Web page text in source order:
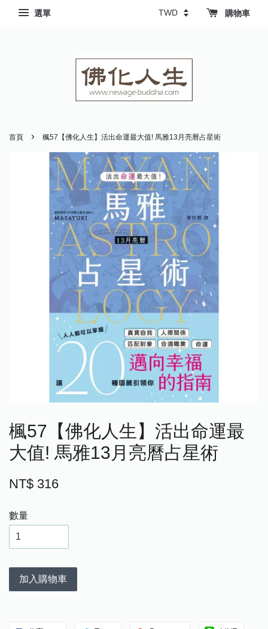
選單 購物車
首頁 › 楓57【佛化人生】活出命運最大值! 馬雅13月亮曆占星術
楓57【佛化人生】活出命運最
大值! 馬雅13月亮曆占星術
NT$ 316
數量
加入購物車